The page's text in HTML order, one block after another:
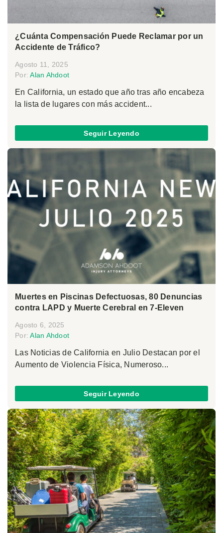
¿Cuánta Compensación Puede Reclamar por un
Accidente de Tráfico?
Agosto 11, 2025
Por:Alan Ahdoot
En California, un estado que año tras año encabeza
la lista de lugares con más accident...
Seguir Leyendo
Muertes en Piscinas Defectuosas, 80 Denuncias
contra LAPD y Muerte Cerebral en 7-Eleven
Agosto 6, 2025
Por:Alan Ahdoot
Las Noticias de California en Julio Destacan por el
Aumento de Violencia Física, Numeroso...
Seguir Leyendo